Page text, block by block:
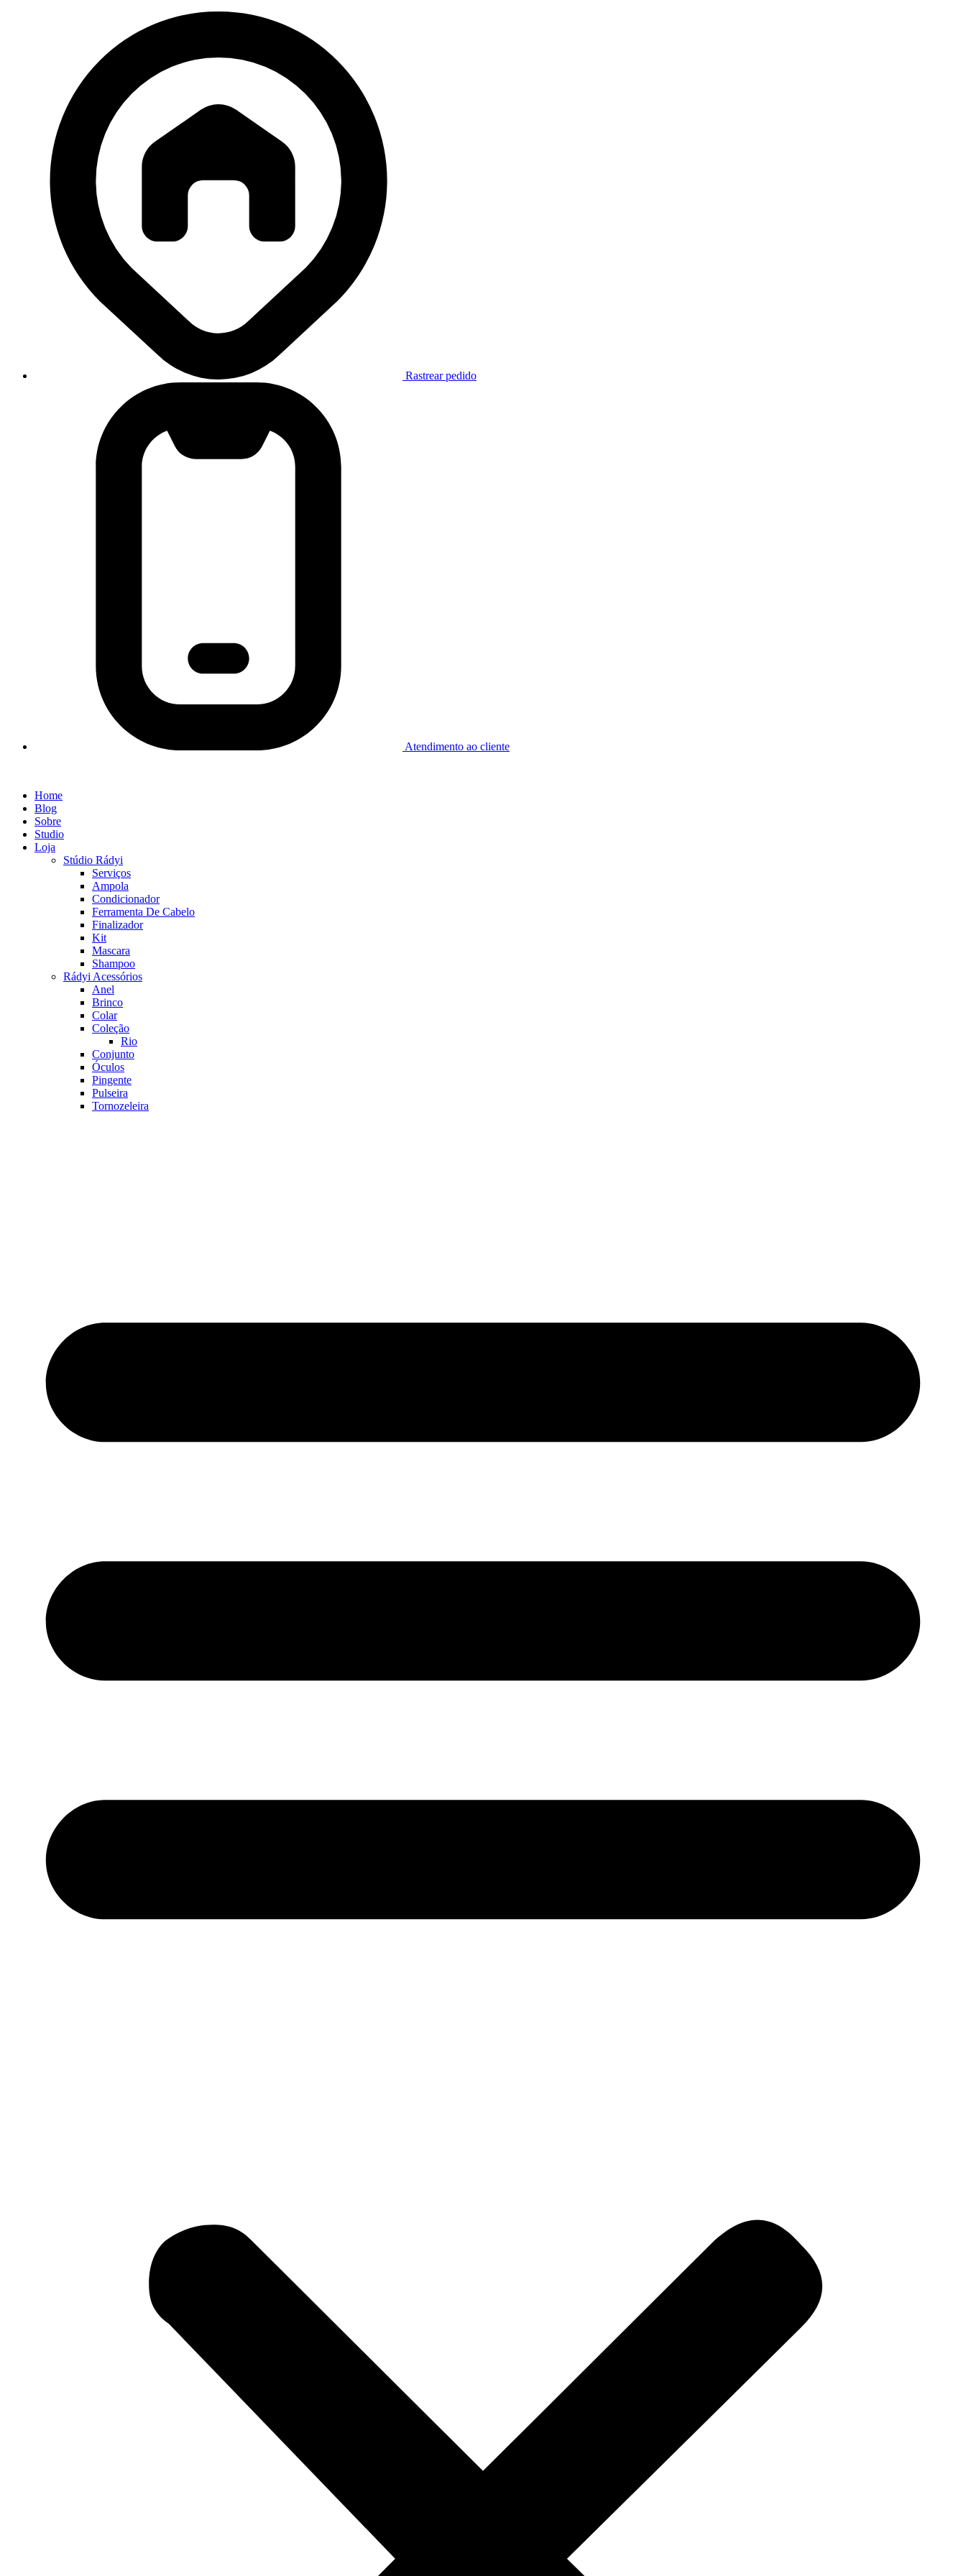
Rastrear pedido
Atendimento ao cliente
Home
Blog
Sobre
Studio
Loja
Stúdio Rádyi
Serviços
Ampola
Condicionador
Ferramenta De Cabelo
Finalizador
Kit
Mascara
Shampoo
Rádyi Acessórios
Anel
Brinco
Colar
Coleção
Rio
Conjunto
Óculos
Pingente
Pulseira
Tornozeleira